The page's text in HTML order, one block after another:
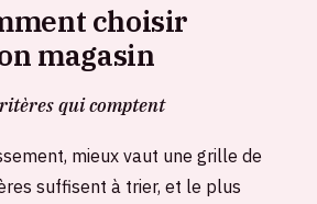
choisir
magasin
qui comptent
mieux vaut une grille de
suffisent à trier, et le plus